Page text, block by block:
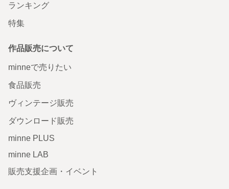
ランキング
特集
作品販売について
minneで売りたい
食品販売
ヴィンテージ販売
ダウンロード販売
minne PLUS
minne LAB
販売支援企画・イベント